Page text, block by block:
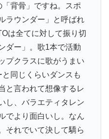
背骨」ですね。スポ
ラウンダー」と呼ばれ
は全てに対して振り切
ダー」。歌1本で活動
プクラスに歌がうまい
同じくらいダンスも
と言われて想像するレ
し、バラエティタレン
でより面白いし。なん
それでいて決して驕ら